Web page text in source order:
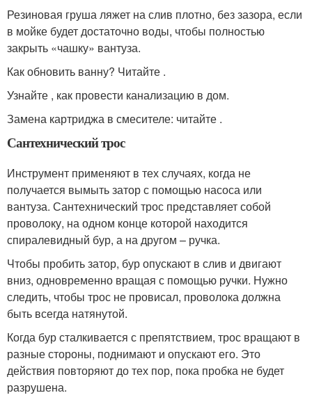
Резиновая груша ляжет на слив плотно, без зазора, если
в мойке будет достаточно воды, чтобы полностью
закрыть «чашку» вантуза.
Как обновить ванну? Читайте .
Узнайте , как провести канализацию в дом.
Замена картриджа в смесителе: читайте .
Сантехнический трос
Инструмент применяют в тех случаях, когда не
получается вымыть затор с помощью насоса или
вантуза. Сантехнический трос представляет собой
проволоку, на одном конце которой находится
спиралевидный бур, а на другом – ручка.
Чтобы пробить затор, бур опускают в слив и двигают
вниз, одновременно вращая с помощью ручки. Нужно
следить, чтобы трос не провисал, проволока должна
быть всегда натянутой.
Когда бур сталкивается с препятствием, трос вращают в
разные стороны, поднимают и опускают его. Это
действия повторяют до тех пор, пока пробка не будет
разрушена.